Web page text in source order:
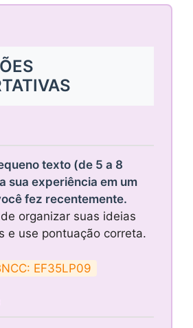
texto (de 5 a 8
sua experiência em um
fez recentemente.
organizar suas ideias
e use pontuação correta.
EF35LP09